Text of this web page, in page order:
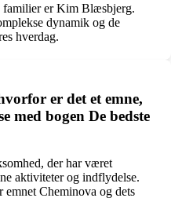
familier er Kim Blæsbjerg.
dynamik og de
hverdag.
er det et emne,
med bogen De bedste
der har været
aktiviteter og indflydelse.
emnet Cheminova og dets